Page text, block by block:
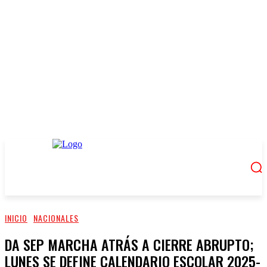
INICIO NACIONALES
DA SEP MARCHA ATRÁS A CIERRE ABRUPTO;
LUNES SE DEFINE CALENDARIO ESCOLAR 2025-